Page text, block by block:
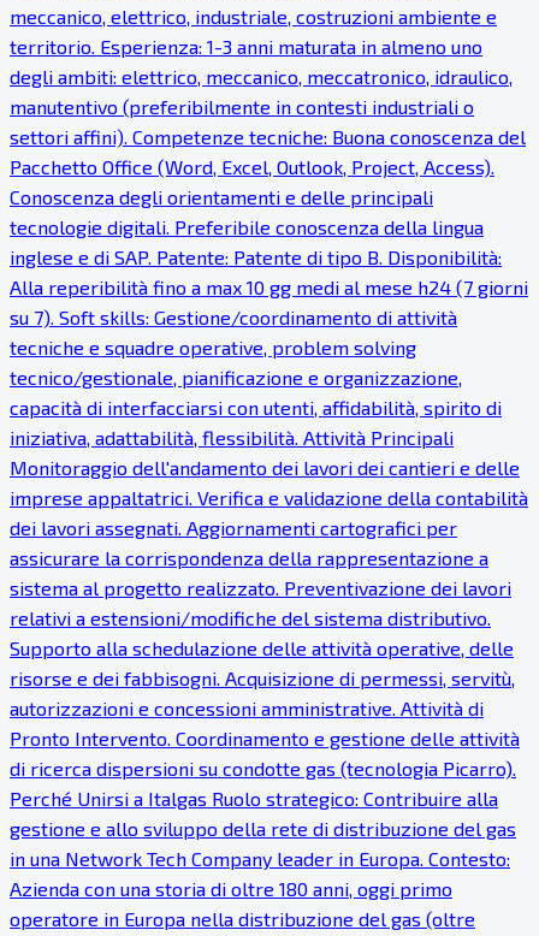
meccanico, elettrico, industriale, costruzioni ambiente e
territorio. Esperienza: 1-3 anni maturata in almeno uno
degli ambiti: elettrico, meccanico, meccatronico, idraulico,
manutentivo (preferibilmente in contesti industriali o
settori affini). Competenze tecniche: Buona conoscenza del
Pacchetto Office (Word, Excel, Outlook, Project, Access).
Conoscenza degli orientamenti e delle principali
tecnologie digitali. Preferibile conoscenza della lingua
inglese e di SAP. Patente: Patente di tipo B. Disponibilità:
Alla reperibilità fino a max 10 gg medi al mese h24 (7 giorni
su 7). Soft skills: Gestione/coordinamento di attività
tecniche e squadre operative, problem solving
tecnico/gestionale, pianificazione e organizzazione,
capacità di interfacciarsi con utenti, affidabilità, spirito di
iniziativa, adattabilità, flessibilità. Attività Principali
Monitoraggio dell'andamento dei lavori dei cantieri e delle
imprese appaltatrici. Verifica e validazione della contabilità
dei lavori assegnati. Aggiornamenti cartografici per
assicurare la corrispondenza della rappresentazione a
sistema al progetto realizzato. Preventivazione dei lavori
relativi a estensioni/modifiche del sistema distributivo.
Supporto alla schedulazione delle attività operative, delle
risorse e dei fabbisogni. Acquisizione di permessi, servitù,
autorizzazioni e concessioni amministrative. Attività di
Pronto Intervento. Coordinamento e gestione delle attività
di ricerca dispersioni su condotte gas (tecnologia Picarro).
Perché Unirsi a Italgas Ruolo strategico: Contribuire alla
gestione e allo sviluppo della rete di distribuzione del gas
in una Network Tech Company leader in Europa. Contesto:
Azienda con una storia di oltre 180 anni, oggi primo
operatore in Europa nella distribuzione del gas (oltre